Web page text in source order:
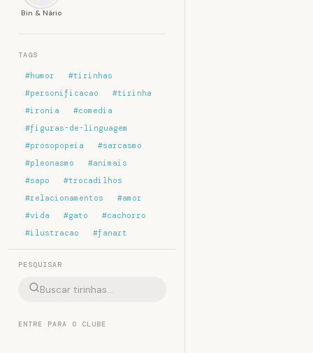
Bin & Nário
TAGS
#humor
#tirinhas
#personificacao
#tirinha
#ironia
#comedia
#figuras-de-linguagem
#prosopopeia
#sarcasmo
#pleonasmo
#animais
#sapo
#trocadilhos
#relacionamentos
#amor
#vida
#gato
#cachorro
#ilustracao
#fanart
PESQUISAR
ENTRE PARA O CLUBE